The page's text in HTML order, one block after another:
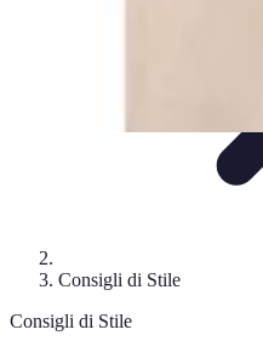
Consigli di Stile
Consigli di Stile